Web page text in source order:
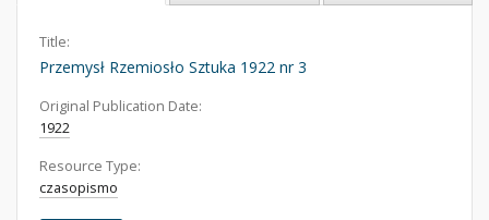
Title:
Przemysł Rzemiosło Sztuka 1922 nr 3
Original Publication Date:
1922
Resource Type:
czasopismo